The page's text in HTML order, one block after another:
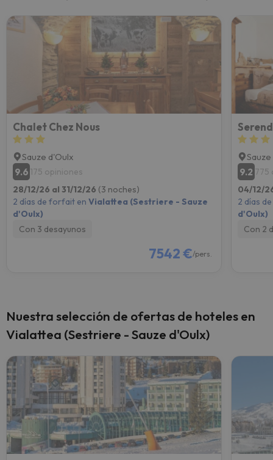
Chalet Chez Nous
Sauze d'Oulx
9.6 175 opiniones
28/12/26 al 31/12/26 (3 noches)
2 días de forfait en Vialattea (Sestriere - Sauze
d'Oulx)
Con 3 desayunos
7542 €/pers.
9.2 775
04/12/
2 días
d'Oulx)
Con 2
Nuestra selección de ofertas de hoteles en
Vialattea (Sestriere - Sauze d'Oulx)